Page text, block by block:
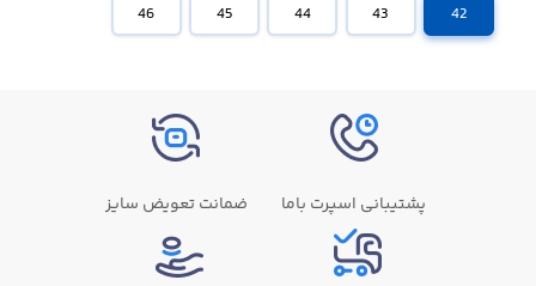
42
43
44
45
46
پشتیبانی اسپرت باما ضمانت تعویض سایز